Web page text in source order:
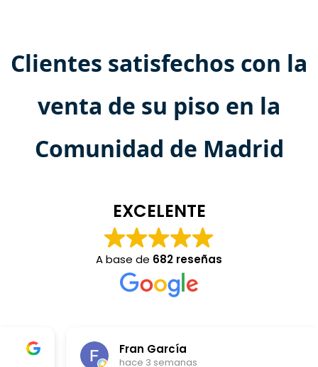
Clientes satisfechos con la
venta de su piso en la
Comunidad de Madrid
EXCELENTE
A base de 682 reseñas
Fran García
hace 3 semanas